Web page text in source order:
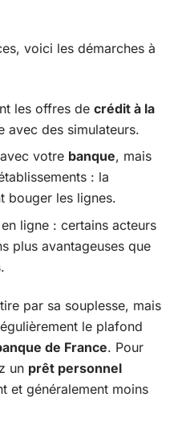
voici les démarches à
les offres de crédit à la
avec des simulateurs.
votre banque, mais
: la
bouger les lignes.
ligne : certains acteurs
plus avantageuses que
par sa souplesse, mais
le plafond
de France. Pour
un prêt personnel
et généralement moins